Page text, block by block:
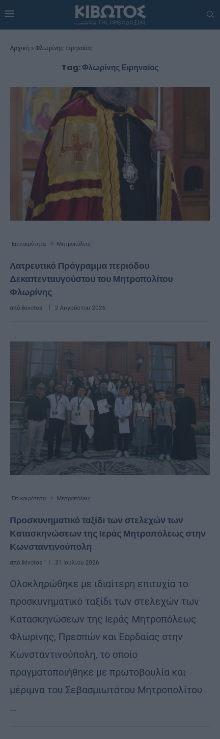
Αρχική » Φλωρίνης Ειρηναίος
Tag:Φλωρίνης Ειρηναίος
Επικαιρότητα Μητροπόλεις
Λατρευτικό Πρόγραμμα περιόδου
Δεκαπενταυγούστου του Μητροπολίτου
Φλωρίνης
από ikivotos 2 Αυγούστου 2026
Επικαιρότητα Μητροπόλεις
Προσκυνηματικό ταξίδι των στελεχών των
Κατασκηνώσεων της Ιεράς Μητροπόλεως στην
Κωνσταντινούπολη
από ikivotos 31 Ιουλίου 2026
Ολοκληρώθηκε με ιδιαίτερη επιτυχία το
προσκυνηματικό ταξίδι των στελεχών των
Κατασκηνώσεων της Ιεράς Μητροπόλεως
Φλωρίνης, Πρεσπών και Εορδαίας στην
Κωνσταντινούπολη, το οποίο
πραγματοποιήθηκε με πρωτοβουλία και
μέριμνα του Σεβασμιωτάτου Μητροπολίτου
…